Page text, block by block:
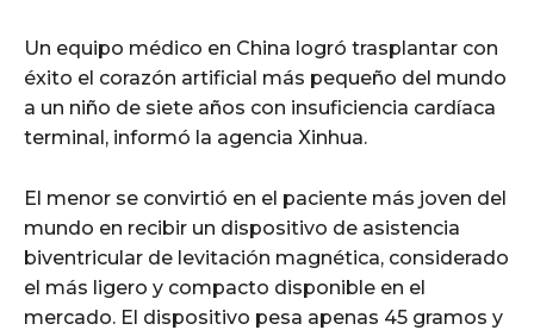
Un equipo médico en China logró trasplantar con
éxito el corazón artificial más pequeño del mundo
a un niño de siete años con insuficiencia cardíaca
terminal, informó la agencia Xinhua.
El menor se convirtió en el paciente más joven del
mundo en recibir un dispositivo de asistencia
biventricular de levitación magnética, considerado
el más ligero y compacto disponible en el
mercado. El dispositivo pesa apenas 45 gramos y